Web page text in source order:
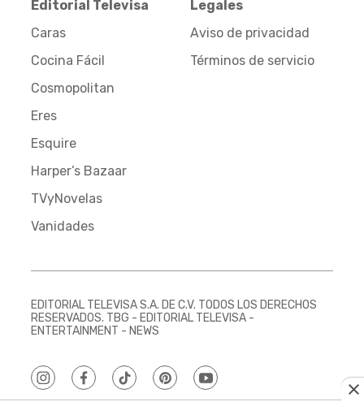
Editorial Televisa
Caras
Cocina Fácil
Cosmopolitan
Eres
Esquire
Harper’s Bazaar
TVyNovelas
Vanidades
Legales
Aviso de privacidad
Términos de servicio
EDITORIAL TELEVISA S.A. DE C.V. TODOS LOS DERECHOS
RESERVADOS. TBG - EDITORIAL TELEVISA -
ENTERTAINMENT - NEWS
instagramfacebooktiktokpinterestyoutube